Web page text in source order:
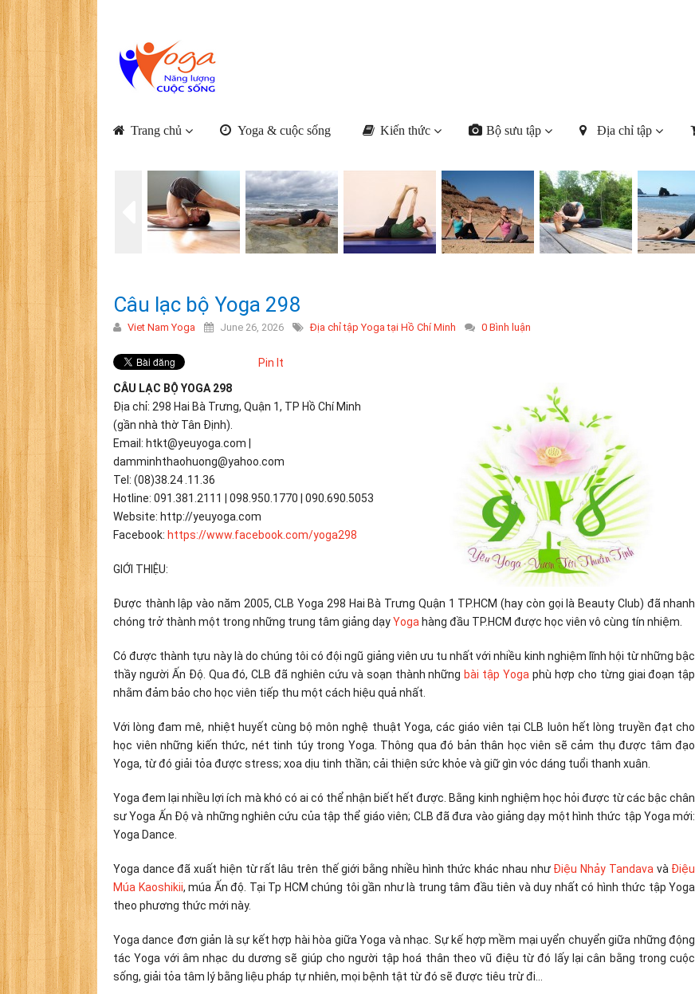
Trang chủ Yoga & cuộc sống Kiến thức Bộ sưu tập Địa chỉ tập
Câu lạc bộ Yoga 298
Viet Nam Yoga June 26, 2026 Địa chỉ tập Yoga tại Hồ Chí Minh 0 Bình luận
Pin It
CÂU LẠC BỘ YOGA 298
Địa chỉ: 298 Hai Bà Trưng, Quận 1, TP Hồ Chí Minh
(gần nhà thờ Tân Định).
Email: htkt@yeuyoga.com |
damminhthaohuong@yahoo.com
Tel: (08)38.24 .11.36
Hotline: 091.381.2111 | 098.950.1770 | 090.690.5053
Website: http://yeuyoga.com
Facebook: https://www.facebook.com/yoga298
GIỚI THIỆU:
Được thành lập vào năm 2005, CLB Yoga 298 Hai Bà Trưng Quận 1 TP.HCM (hay còn gọi là Beauty Club) đã nhanh
chóng trở thành một trong những trung tâm giảng dạyYoga hàng đầu TP.HCM được học viên vô cùng tín nhiệm.
Có được thành tựu này là do chúng tôi có đội ngũ giảng viên ưu tu nhất với nhiều kinh nghiệm lĩnh hội từ những bậc
thầy người Ấn Độ. Qua đó, CLB đã nghiên cứu và soạn thành những bài tập Yoga phù hợp cho từng giai đoạn tập
nhằm đảm bảo cho học viên tiếp thu một cách hiệu quả nhất.
Với lòng đam mê, nhiệt huyết cùng bộ môn nghệ thuật Yoga, các giáo viên tại CLB luôn hết lòng truyền đạt cho
học viên những kiến thức, nét tinh túy trong Yoga. Thông qua đó bản thân học viên sẽ cảm thụ được tâm đạo
Yoga, từ đó giải tỏa được stress; xoa dịu tinh thần; cải thiện sức khỏe và giữ gìn vóc dáng tuổi thanh xuân.
Yoga đem lại nhiều lợi ích mà khó có ai có thể nhận biết hết được. Bằng kinh nghiệm học hỏi được từ các bậc chân
sư Yoga Ấn Độ và những nghiên cứu của tập thể giáo viên; CLB đã đưa vào giảng dạy một hình thức tập Yoga mới:
Yoga Dance.
Yoga dance đã xuất hiện từ rất lâu trên thế giới bằng nhiều hình thức khác nhau như Điệu Nhảy Tandava và Điệu
Múa Kaoshikii, múa Ấn độ. Tại Tp HCM chúng tôi gần như là trung tâm đầu tiên và duy nhất có hình thức tập Yoga
theo phương thức mới này.
Yoga dance đơn giản là sự kết hợp hài hòa giữa Yoga và nhạc. Sự kế hợp mềm mại uyển chuyển giữa những động
tác Yoga với âm nhạc du dương sẽ giúp cho người tập hoá thân theo vũ điệu từ đó lấy lại cân bằng trong cuộc
sống, giải tỏa tâm lý bằng liệu pháp tự nhiên, mọi bệnh tật từ đó sẽ được tiêu trừ đi…